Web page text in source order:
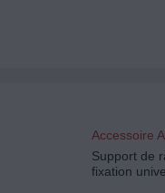
Accessoire
Support de
fixation